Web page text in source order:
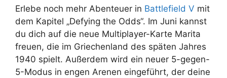
Erlebe noch mehr Abenteuer in Battlefield V mit
dem Kapitel „Defying the Odds“. Im Juni kannst
du dich auf die neue Multiplayer-Karte Marita
freuen, die im Griechenland des späten Jahres
1940 spielt. Außerdem wird ein neuer 5-gegen-
5-Modus in engen Arenen eingeführt, der deine